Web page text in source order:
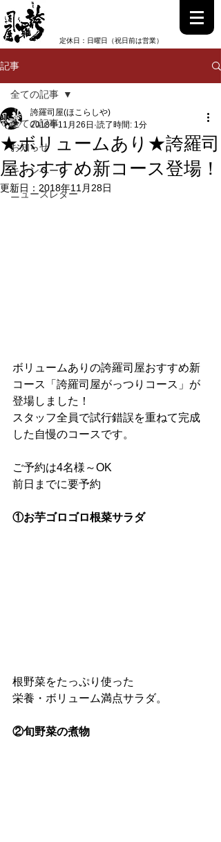
定休日：日曜日（祝日前は営業）
記事
全ての記事
お知らせ
キャンペーン
ニュースレター
全ての記事
★ボリュームあり★誇羅司
屋おすすめ新コース登場！
誇羅司屋(ほこらしや)
2018年11月26日 読了時間: 1分
更新日： 2018年11月28日
ボリュームありの誇羅司屋おすすめ新
コース「誇羅司屋がっつりコース」が
登場しました！
スタッフ全員で試行錯誤を重ねて完成
した自慢のコースです。
ご予約は4名様～OK
前日までに要予約
①お芋ゴロゴロ根菜サラダ
根野菜をたっぷり使った
栄養・ボリューム満点サラダ。
②旬野菜の煮物